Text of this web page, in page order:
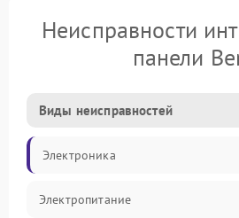
Неисправности
панели
Виды неисправностей
Электроника
Электропитание